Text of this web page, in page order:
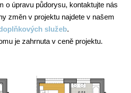
o úpravu půdorysu, kontaktujte nás
změn v projektu najdete v našem
služeb.
je zahrnuta v ceně projektu.